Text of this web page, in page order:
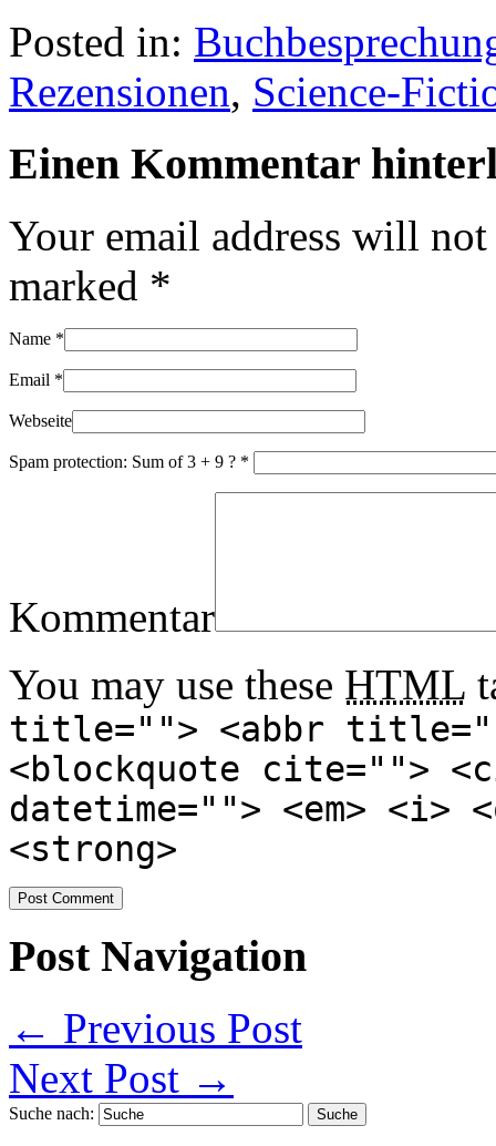
Posted in:
Rezensionen, Science-
Einen Kommentar
Your email address will
marked *
Name *
Email *
Webseite
Spam protection: Sum of 3 + 9 ? *
Kommentar
You may use these HTML
title=""> <abbr
<blockquote cite="">
datetime=""> <em>
<strong>
Post Navigation
← Previous Post
Next Post →
Suche nach: